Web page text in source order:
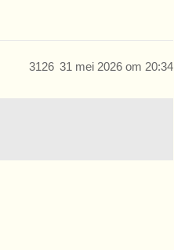
31 mei 2026 om 20:34
3126